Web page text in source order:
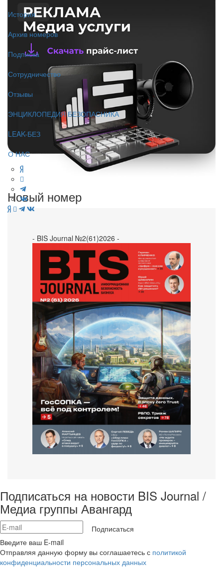
История
Архив номеров
Подписка
Сотрудничество
Отзывы
ЭНЦИКЛОПЕДИЯ БЕЗОПАСНИКА
LEAK-БЕЗ
О НАС
Новый номер
- BIS Journal №2(61)2026 -
Подписаться на новости BIS Journal /
Медиа группы Авангард
Подписаться
Введите ваш E-mail
Отправляя данную форму вы соглашаетесь с политикой
конфиденциальности персональных данных